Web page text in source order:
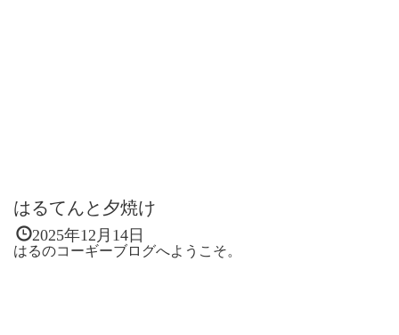
はるてんと夕焼け
2025年12月14日
はるのコーギーブログへようこそ。